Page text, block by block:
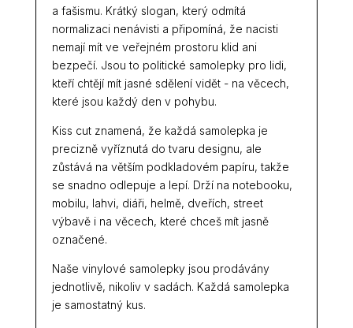
a fašismu. Krátký slogan, který odmítá
normalizaci nenávisti a připomíná, že nacisti
nemají mít ve veřejném prostoru klid ani
bezpečí. Jsou to politické samolepky pro lidi,
kteří chtějí mít jasné sdělení vidět - na věcech,
které jsou každý den v pohybu.
Kiss cut znamená, že každá samolepka je
precizně vyříznutá do tvaru designu, ale
zůstává na větším podkladovém papíru, takže
se snadno odlepuje a lepí. Drží na notebooku,
mobilu, lahvi, diáři, helmě, dveřích, street
výbavě i na věcech, které chceš mít jasně
označené.
Naše vinylové samolepky jsou prodávány
jednotlivě, nikoliv v sadách. Každá samolepka
je samostatný kus.